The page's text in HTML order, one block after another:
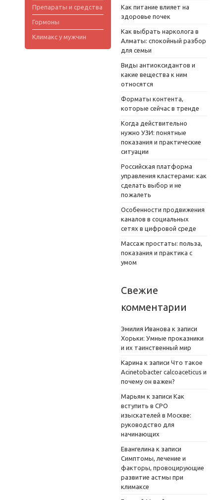
Препараты и средства
Гормоны
Климакс у мужчин
Как питание влияет на
здоровье почек
Как выбрать нарколога в
Алматы: спокойный разбор
для семьи
Виды антиоксидантов и
какие вещества к ним
относятся
Форматы контента,
которые сейчас в тренде
Когда действительно
нужно УЗИ: понятные
показания и практические
ситуации
Российская платформа
управления кластерами: как
сделать выбор и не
пожалеть
Особенности продвижения
каналов в социальных
сетях в цифровой среде
Массаж простаты: польза,
показания и практика с
умом
Свежие
комментарии
Эмилия Иванова к записи
Хорьки: Умные проказники
и их таинственный мир
Карина к записи Что такое
Acinetobacter calcoaceticus и
почему он важен?
Марьям к записи Как
вступить в СРО
изыскателей в Москве:
руководство для
начинающих
Евангелина к записи
Симптомы, лечение и
факторы, провоцирующие
развитие астмы при
климаксе